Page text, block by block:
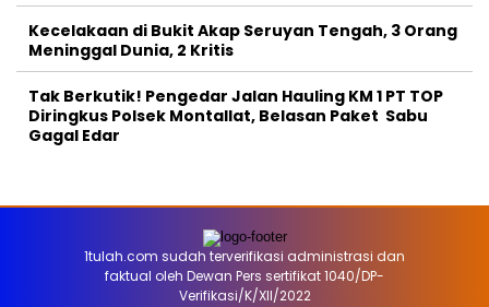
Kecelakaan di Bukit Akap Seruyan Tengah, 3 Orang
Meninggal Dunia, 2 Kritis
Tak Berkutik! Pengedar Jalan Hauling KM 1 PT TOP
Diringkus Polsek Montallat, Belasan Paket Sabu
Gagal Edar
1tulah.com sudah terverifikasi administrasi dan
faktual oleh Dewan Pers sertifikat 1040/DP-
Verifikasi/K/XII/2022